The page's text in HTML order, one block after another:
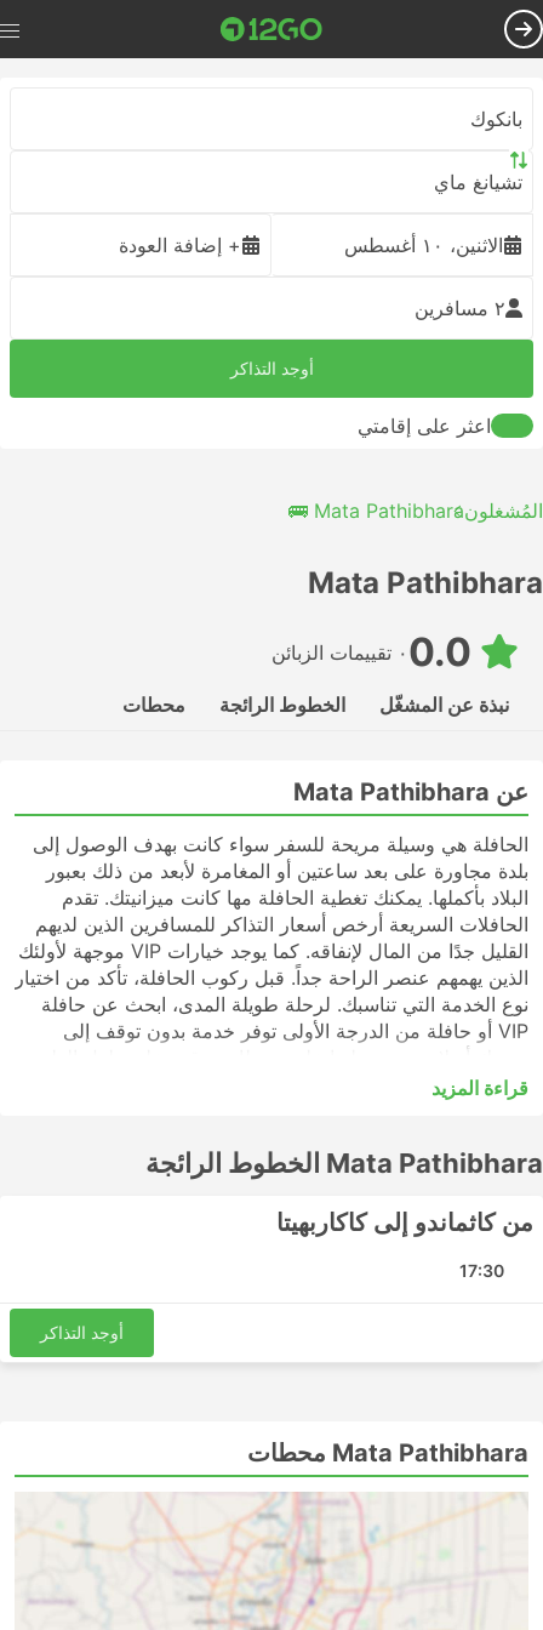
بانكوك
تشيانغ ماي
الاثنين، ١٠ أغسطس + إضافة العودة
٢ مسافرين
أوجد التذاكر
اعثر على إقامتي
المُشغلونMata Pathibhara 🚌
Mata Pathibhara
٠ تقييمات الزبائن
نبذة عن المشغّل الخطوط الرائجة محطات
عن Mata Pathibhara
الحافلة هي وسيلة مريحة للسفر سواء كانت بهدف الوصول إلى
بلدة مجاورة على بعد ساعتين أو المغامرة لأبعد من ذلك بعبور
البلاد بأكملها. يمكنك تغطية الحافلة مها كانت ميزانيتك. تقدم
الحافلات السريعة أرخص أسعار التذاكر للمسافرين الذين لديهم
القليل جدًا من المال لإنفاقه. كما يوجد خيارات VIP موجهة لأولئك
الذين يهمهم عنصر الراحة جداً. قبل ركوب الحافلة، تأكد من اختيار
نوع الخدمة التي تناسبك. لرحلة طويلة المدى، ابحث عن حافلة
VIP أو حافلة من الدرجة الأولى توفر خدمة بدون توقف إلى
قد تكون الحافلات السريعة أو المحلية في كثير من الحالات خيارًا
العديد من الوجهات الطويلة المدى التي تخدمها الحافلات الليلية،
Pathibhara. ستساعدك تقييمات المسافرين الآخرين في اختيار
أفضل تذكرة ودرجة حافلة.
كاثماندو
Mata Pathibhara أهم الوجهات
تقوم حافلات Mata Pathibhara بنشر عدد من المسارات وإليك
قائمة ببعض أكثرها شيوعًا:
كاثماندو - كاكاربهيتا
قراءة المزيد
Mata Pathibhara الخطوط الرائجة
من كاثماندو إلى كاكاربهيتا
17:30
أوجد التذاكر
Mata Pathibhara محطات